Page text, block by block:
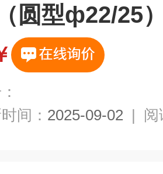
圆型ф22/25
间： 2025-09-02 | 阅